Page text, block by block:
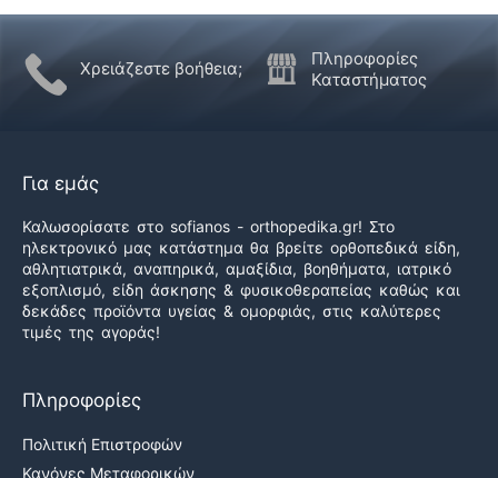
ήταν
χρήσιμο
δεν
χρήσιμο
Χρειάζεστε βοήθεια;
Πληροφορίες
Καταστήματος
Για εμάς
Καλωσορίσατε στο sofianos - orthopedika.gr! Στο
ηλεκτρονικό μας κατάστημα θα βρείτε ορθοπεδικά είδη,
αθλητιατρικά, αναπηρικά, αμαξίδια, βοηθήματα, ιατρικό
εξοπλισμό, είδη άσκησης & φυσικοθεραπείας καθώς και
δεκάδες προϊόντα υγείας & ομορφιάς, στις καλύτερες
τιμές της αγοράς!
Πληροφορίες
Πολιτική Επιστροφών
Κανόνες Μεταφορικών